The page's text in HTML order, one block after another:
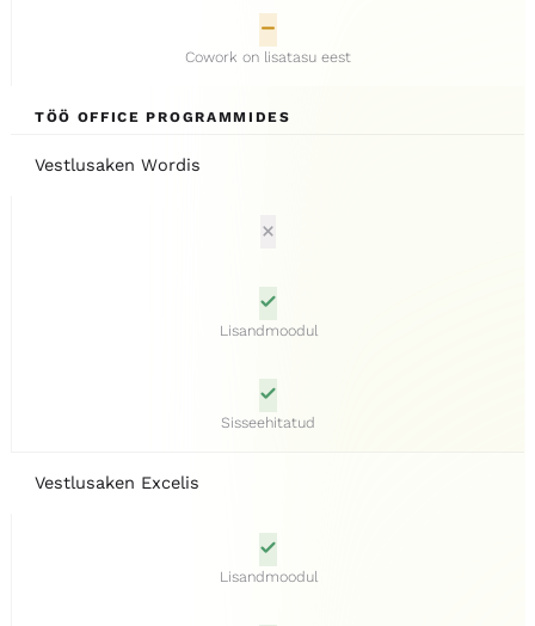
Cowork on lisatasu eest
TÖÖ OFFICE PROGRAMMIDES
Vestlusaken Wordis
Lisandmoodul
Sisseehitatud
Vestlusaken Excelis
Lisandmoodul